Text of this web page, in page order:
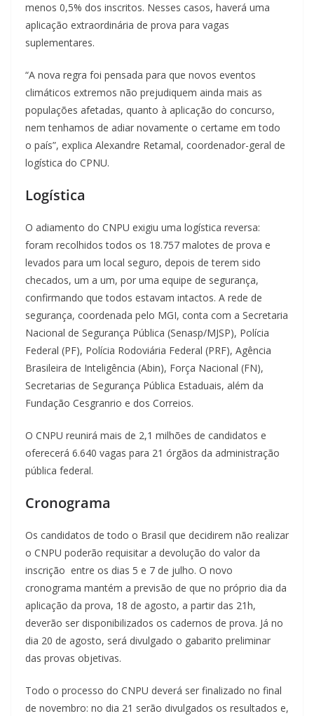
menos 0,5% dos inscritos. Nesses casos, haverá uma
aplicação extraordinária de prova para vagas
suplementares.
“A nova regra foi pensada para que novos eventos
climáticos extremos não prejudiquem ainda mais as
populações afetadas, quanto à aplicação do concurso,
nem tenhamos de adiar novamente o certame em todo
o país”, explica Alexandre Retamal, coordenador-geral de
logística do CPNU.
Logística
O adiamento do CNPU exigiu uma logística reversa:
foram recolhidos todos os 18.757 malotes de prova e
levados para um local seguro, depois de terem sido
checados, um a um, por uma equipe de segurança,
confirmando que todos estavam intactos. A rede de
segurança, coordenada pelo MGI, conta com a Secretaria
Nacional de Segurança Pública (Senasp/MJSP), Polícia
Federal (PF), Polícia Rodoviária Federal (PRF), Agência
Brasileira de Inteligência (Abin), Força Nacional (FN),
Secretarias de Segurança Pública Estaduais, além da
Fundação Cesgranrio e dos Correios.
O CNPU reunirá mais de 2,1 milhões de candidatos e
oferecerá 6.640 vagas para 21 órgãos da administração
pública federal.
Cronograma
Os candidatos de todo o Brasil que decidirem não realizar
o CNPU poderão requisitar a devolução do valor da
inscrição entre os dias 5 e 7 de julho. O novo
cronograma mantém a previsão de que no próprio dia da
aplicação da prova, 18 de agosto, a partir das 21h,
deverão ser disponibilizados os cadernos de prova. Já no
dia 20 de agosto, será divulgado o gabarito preliminar
das provas objetivas.
Todo o processo do CNPU deverá ser finalizado no final
de novembro: no dia 21 serão divulgados os resultados e,